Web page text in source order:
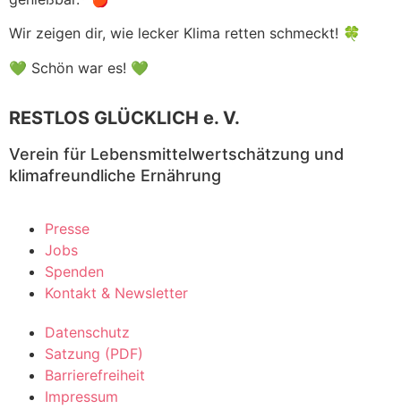
Wir zeigen dir, wie lecker Klima retten schmeckt! 🍀
💚 Schön war es! 💚
RESTLOS GLÜCKLICH e. V.
Verein für Lebensmittelwertschätzung und
klimafreundliche Ernährung
Presse
Jobs
Spenden
Kontakt & Newsletter
Datenschutz
Satzung (PDF)
Barrierefreiheit
Impressum